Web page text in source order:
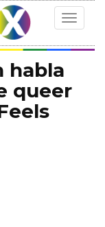
Toggle
habla
queer